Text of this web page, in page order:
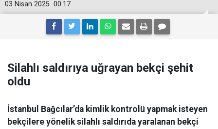
00:17
03 Nisan 2025
Silahlı saldırıya uğrayan bekçi şehit
oldu
İstanbul Bağcılar’da kimlik kontrolü yapmak isteyen
bekçilere yönelik silahlı saldırıda yaralanan bekçi